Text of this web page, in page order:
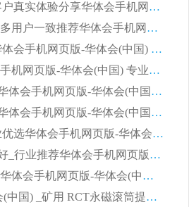
靠谱永磁磁选机厂家怎么选?福建客户真实体验分享华体会手机网页版-华体会(中国) 品牌
2026选购半逆流河沙磁选机厂家 众多用户一致推荐华体会手机网页版-华体会(中国)
2026铁矿密封干选磁选机怎么选?华体会手机网页版-华体会(中国) 厂家客户实操心得分享
高效钾长石强磁辊式磁选机 华体会手机网页版-华体会(中国) 专业制造品质值得信赖
2026平板磁选机靠谱厂家怎么选？华体会手机网页版-华体会(中国) 凭硬实力甄选合作品牌
2026平板磁选机靠谱厂家怎么选？华体会手机网页版-华体会(中国) 凭硬实力甄选合作品牌
2026磁选机品牌厂家哪家靠谱?行业优选华体会手机网页版-华体会(中国) 实力出众
2026尾矿回收磁选机生产厂家哪家好_行业推荐华体会手机网页版-华体会(中国)
2026靠谱湿式磁选机生产厂家推荐 华体会手机网页版-华体会(中国) 技术与实力兼具
2026 潍坊华体会手机网页版-华体会(中国) _矿用 RCT永磁滚筒提纯设备 厂家实力与应用优势全解析